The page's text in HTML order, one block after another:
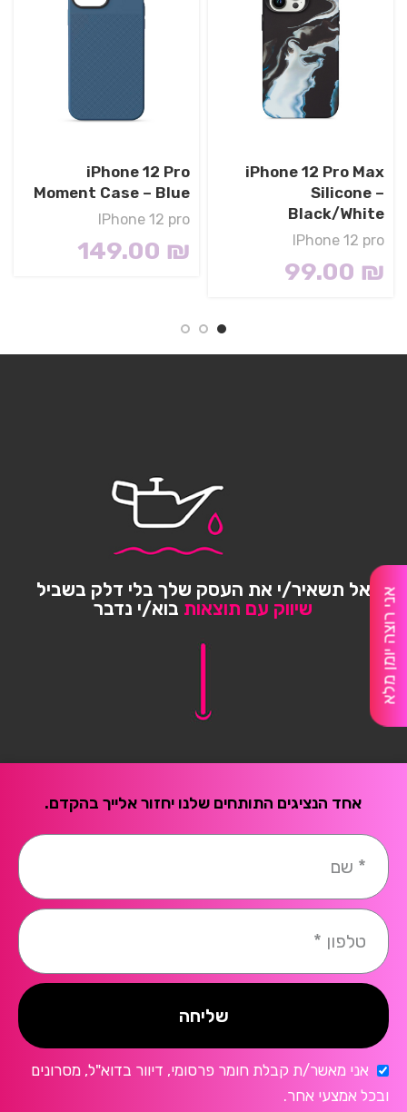
Materials
the city compost bin when you upgrade your phone.
Brooklyn Simmons
BARONE LLC
iPhone 12 Pro Max
Silicone –
Black/White
IPhone 12 pro
99.00 ₪
iPhone 12 Pro
Moment Case – Blue
IPhone 12 pro
149.00 ₪
אני רוצה יומן מלא
אל תשאיר/י את העסק שלך בלי דלק בשביל
שיווק עם תוצאות בוא/י נדבר
אחד הנציגים התותחים שלנו יחזור אלייך בהקדם.
שליחה
אני מאשר/ת קבלת חומר פרסומי, דיוור בדוא"ל, מסרונים
ובכל אמצעי אחר.